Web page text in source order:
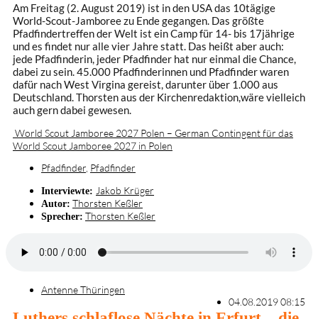
Am Freitag (2. August 2019) ist in den USA das 10tägige
World-Scout-Jamboree zu Ende gegangen. Das größte
Pfadfindertreffen der Welt ist ein Camp für 14- bis 17jährige
und es findet nur alle vier Jahre statt. Das heißt aber auch:
jede Pfadfinderin, jeder Pfadfinder hat nur einmal die Chance,
dabei zu sein. 45.000 Pfadfinderinnen und Pfadfinder waren
dafür nach West Virgina gereist, darunter über 1.000 aus
Deutschland. Thorsten aus der Kirchenredaktion,wäre vielleich
auch gern dabei gewesen.
World Scout Jamboree 2027 Polen – German Contingent für das
World Scout Jamboree 2027 in Polen
Pfadfinder Pfadfinder
Interviewte: Jakob Krüger
Autor: Thorsten Keßler
Sprecher: Thorsten Keßler
Antenne Thüringen
04.08.2019 08:15